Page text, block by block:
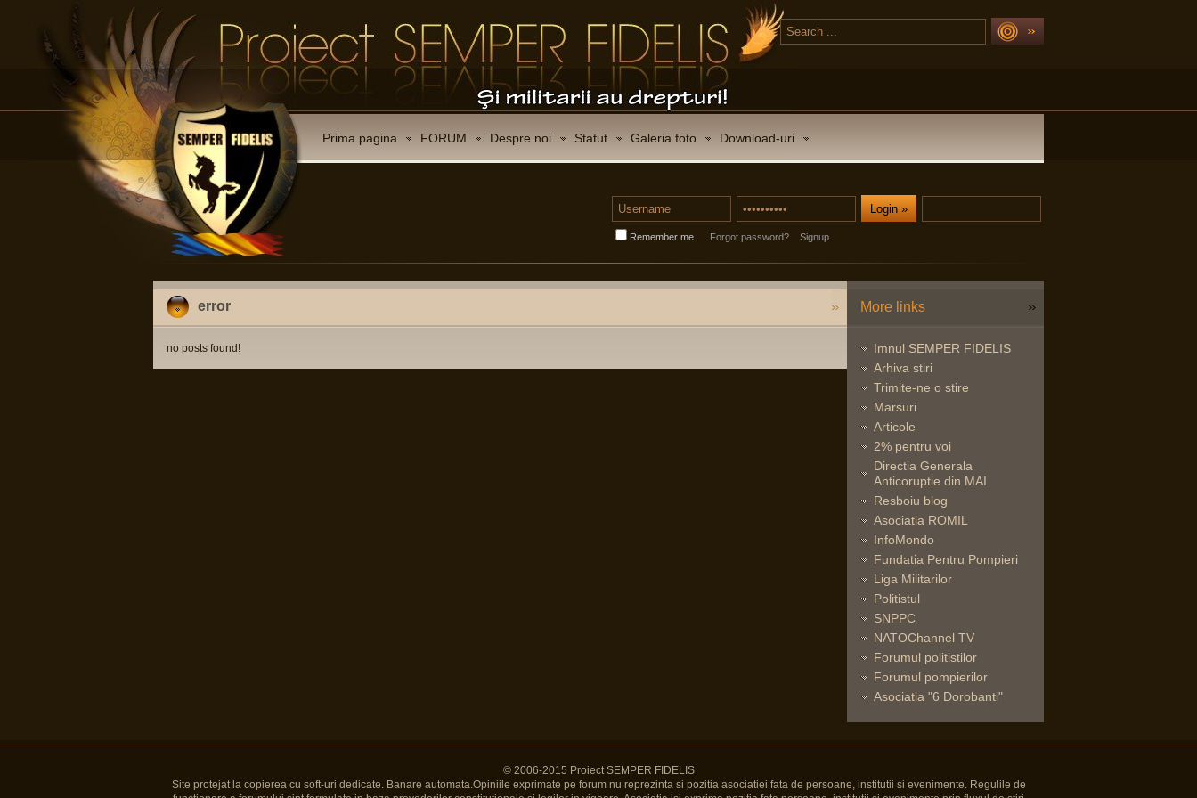
Prima pagina FORUM Despre noi Statut Galeria foto Download-uri
Remember me Forgot password? Signup
error
no posts found!
More links
Imnul SEMPER FIDELIS
Arhiva stiri
Trimite-ne o stire
Marsuri
Articole
2% pentru voi
Directia Generala
Anticoruptie din MAI
Resboiu blog
Asociatia ROMIL
InfoMondo
Fundatia Pentru Pompieri
Liga Militarilor
Politistul
SNPPC
NATOChannel TV
Forumul politistilor
Forumul pompierilor
Asociatia "6 Dorobanti"
© 2006-2015 Proiect SEMPER FIDELIS
Site protejat la copierea cu soft-uri dedicate. Banare automata.Opiniile exprimate pe forum nu reprezinta si pozitia asociatiei fata de persoane, institutii si evenimente. Regulile de